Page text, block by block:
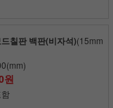
칠판 백판(비자석)(15mm
원